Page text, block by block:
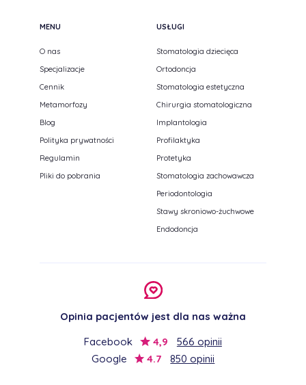
MENU
O nas
Specjalizacje
Cennik
Metamorfozy
Blog
Polityka prywatności
Regulamin
Pliki do pobrania
USŁUGI
Stomatologia dziecięca
Ortodoncja
Stomatologia estetyczna
Chirurgia stomatologiczna
Implantologia
Profilaktyka
Protetyka
Stomatologia zachowawcza
Periodontologia
Stawy skroniowo-żuchwowe
Endodoncja
Opinia pacjentów jest dla nas ważna
Facebook
4,9
566 opinii
Google
4.7 850 opinii